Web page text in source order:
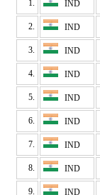
1. IND
2. IND
3. IND
4. IND
5. IND
6. IND
7. IND
8. IND
9. IND